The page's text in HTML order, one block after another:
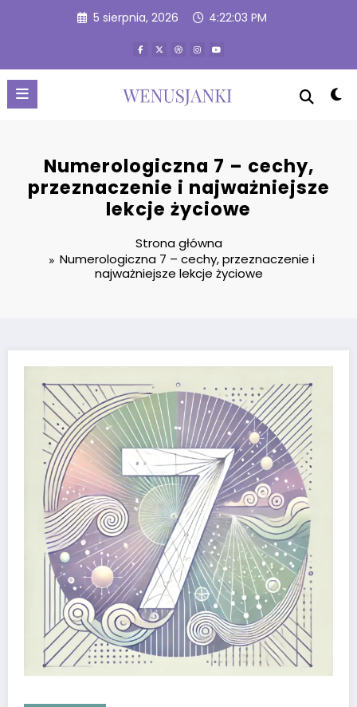
5 sierpnia, 2026 4:22:04 PM
Numerologiczna 7 – cechy,
przeznaczenie i najważniejsze
lekcje życiowe
Strona główna
Numerologiczna 7 – cechy, przeznaczenie i
najważniejsze lekcje życiowe